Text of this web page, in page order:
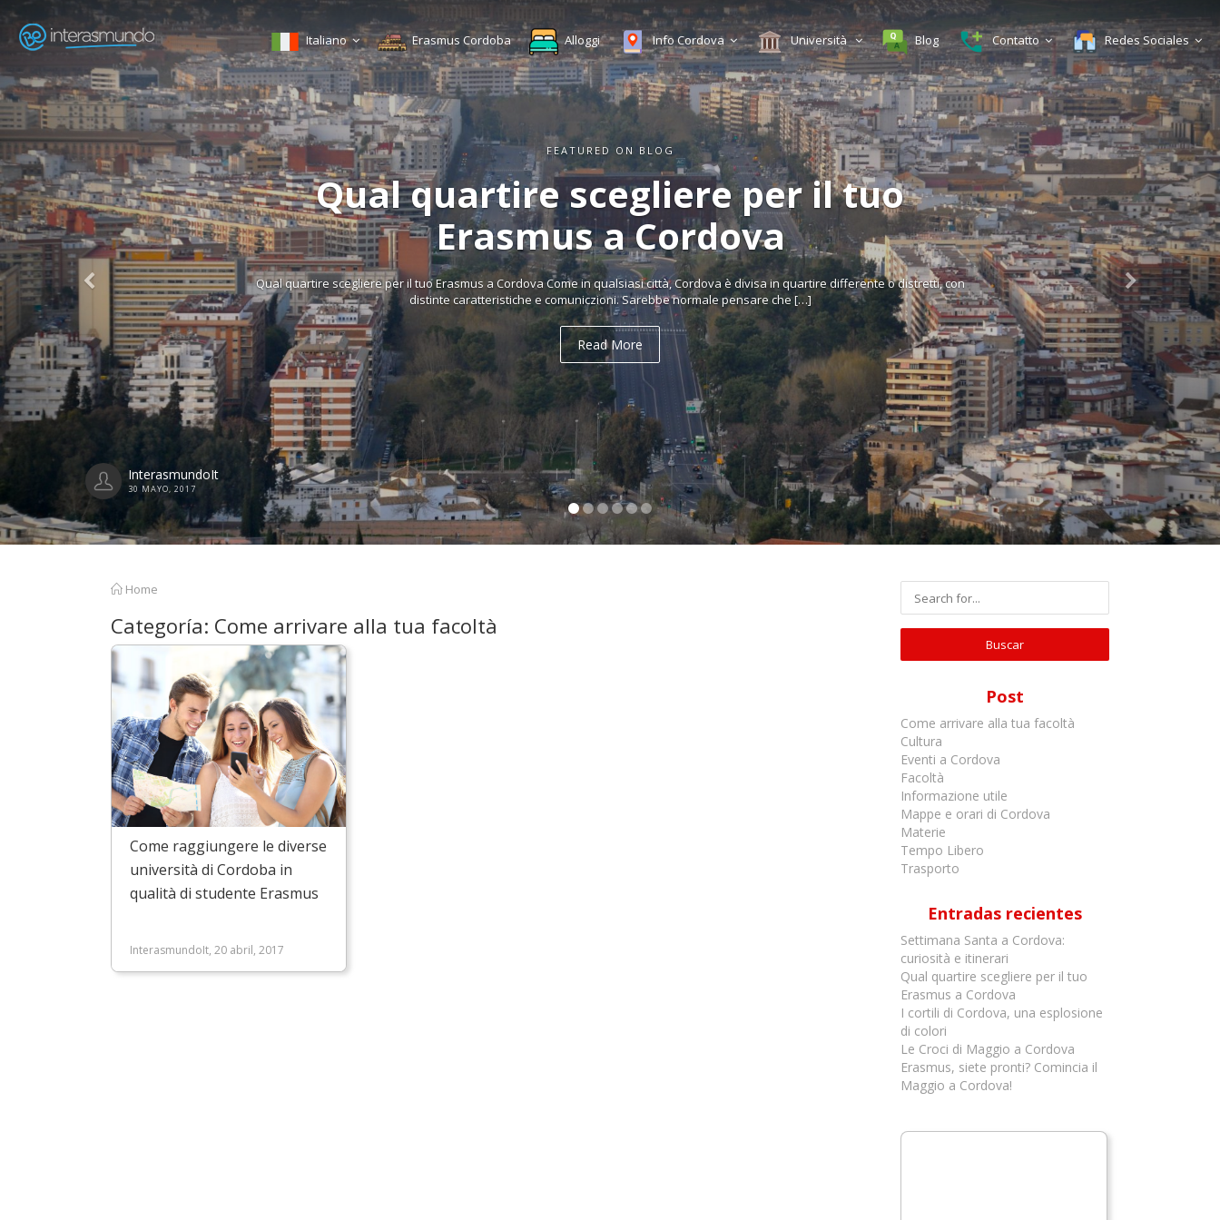
FEATURED ON BLOG
Qual quartire scegliere per il tuo
Erasmus a Cordova
Qual quartire scegliere per il tuo Erasmus a Cordova Come in qualsiasi città, Cordova è divisa in quartire differente o distretti, con
distinte caratteristiche e comuniczioni. Sarebbe normale pensare che […]
Read More
InterasmundoIt
30 MAYO, 2017
Italiano Erasmus Cordoba Alloggi Info Cordova Università Blog Contatto Redes Sociales
Home
Categoría: Come arrivare alla tua facoltà
Come raggiungere le diverse
università di Cordoba in
qualità di studente Erasmus
InterasmundoIt, 20 abril, 2017
Post
Come arrivare alla tua facoltà
Cultura
Eventi a Cordova
Facoltà
Informazione utile
Mappe e orari di Cordova
Materie
Tempo Libero
Trasporto
Entradas recientes
Settimana Santa a Cordova:
curiosità e itinerari
Qual quartire scegliere per il tuo
Erasmus a Cordova
I cortili di Cordova, una esplosione
di colori
Le Croci di Maggio a Cordova
Erasmus, siete pronti? Comincia il
Maggio a Cordova!